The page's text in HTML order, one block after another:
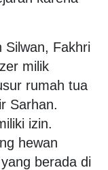
Silwan, Fakhri
milik
rumah tua
Sarhan.
izin.
hewan
berada di